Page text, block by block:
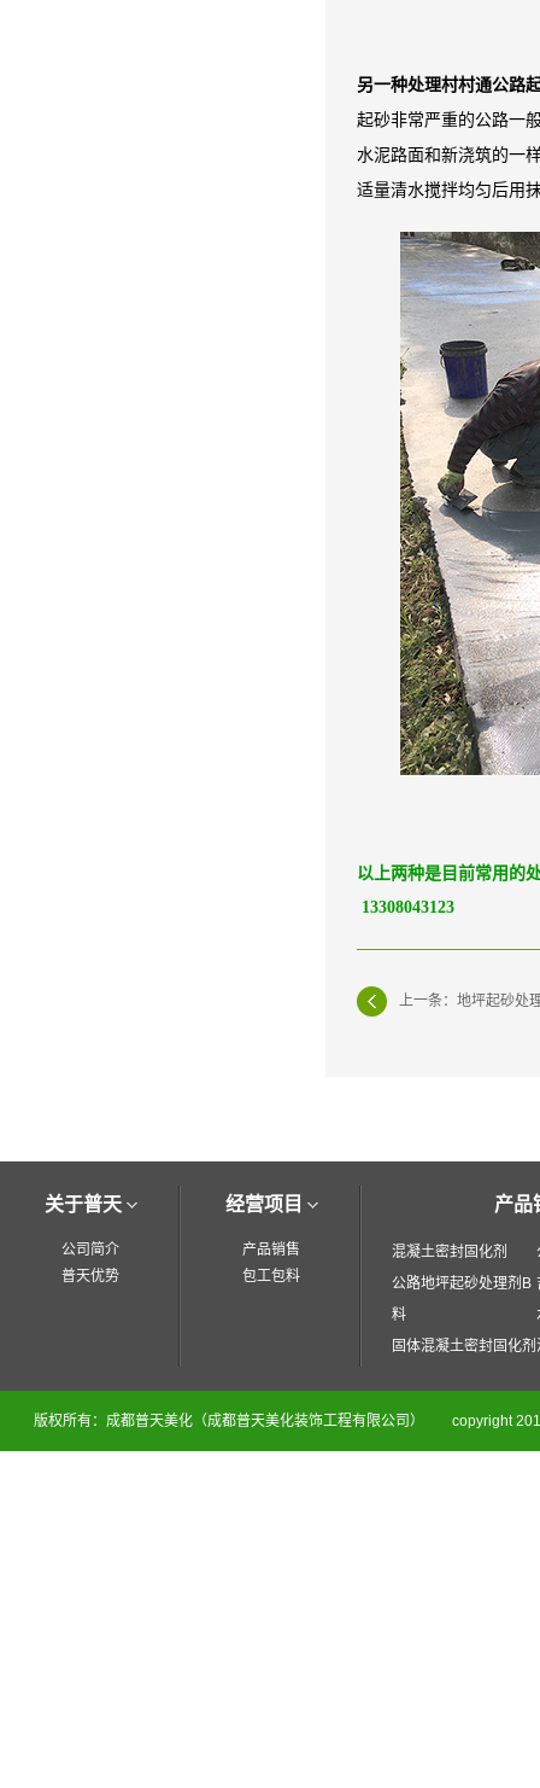
另一种处理村村通公路
起砂非常严重的公路一
水泥路面和新浇筑的一
适量清水搅拌均匀后用
以上两种是目前常用的
13308043123
上一条：地坪起砂处
关于普天
公司简介
普天优势
经营项目
产品销售
包工包料
产品
混凝土密封固化剂
公路地坪起砂处理剂B
料
固体混凝土密封固化剂
版权所有：成都普天美化（成都普天美化装饰工程有限公司） copyright